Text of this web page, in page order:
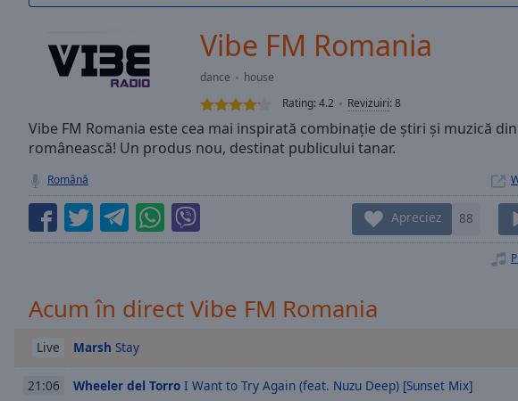
Loaded:
TypeLIVE
Seek to
currently
behind
LIVE
Remaining
Time-
Playback
Vibe FM Romania
dance
house
Rating:4.2 Revizuiri:8
Vibe FM Romania este cea mai inspirată combinație de știri și muzică
românească! Un produs nou, destinat publicului tanar.
Română
Apreciez 88
Acum în direct Vibe FM Romania
Live Marsh Stay
21:06 Wheeler del Torro I Want to Try Again (feat. Nuzu Deep) [Sunset Mix]